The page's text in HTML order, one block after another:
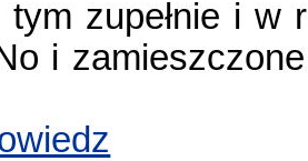
tym zupełnie i w
i